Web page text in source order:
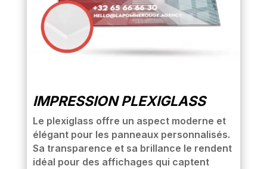
IMPRESSION PLEXIGLASS
Le plexiglass offre un aspect moderne et
élégant pour les panneaux personnalisés.
Sa transparence et sa brillance le rendent
idéal pour des affichages qui captent